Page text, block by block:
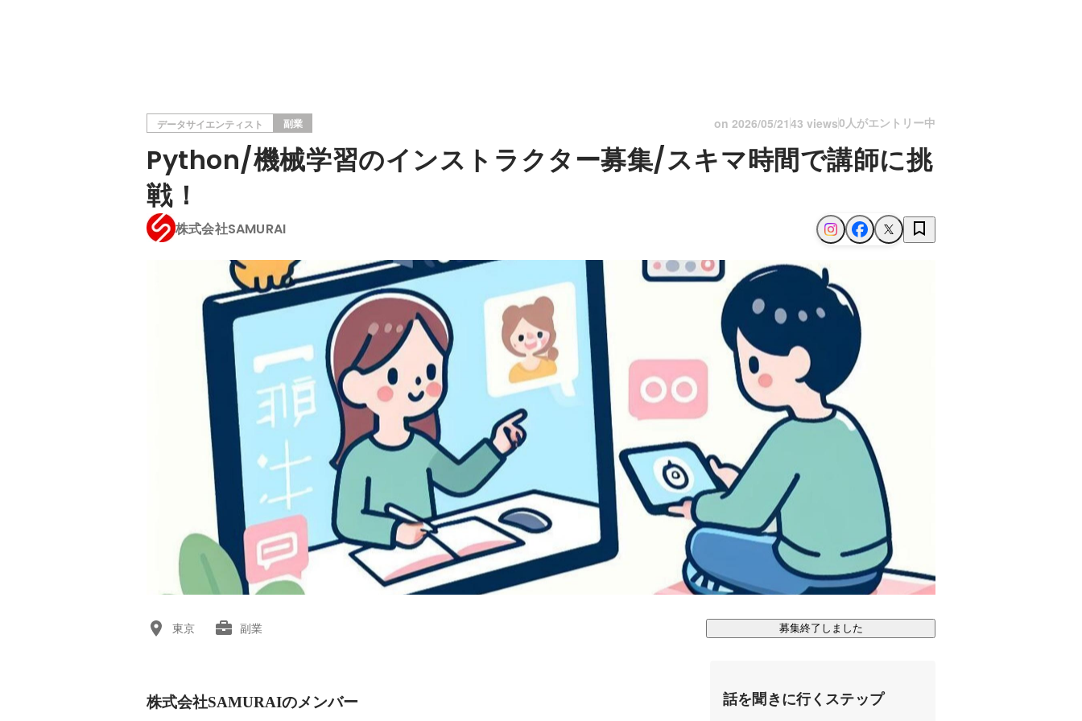
データサイエンティスト 副業 on 2026/05/21 43 views0人がエントリー中
Python/機械学習のインストラクター募集/スキマ時間で講師に挑
戦！
株式会社SAMURAI
東京 副業 募集終了しました
株式会社SAMURAIのメンバー 話を聞きに行くステップ